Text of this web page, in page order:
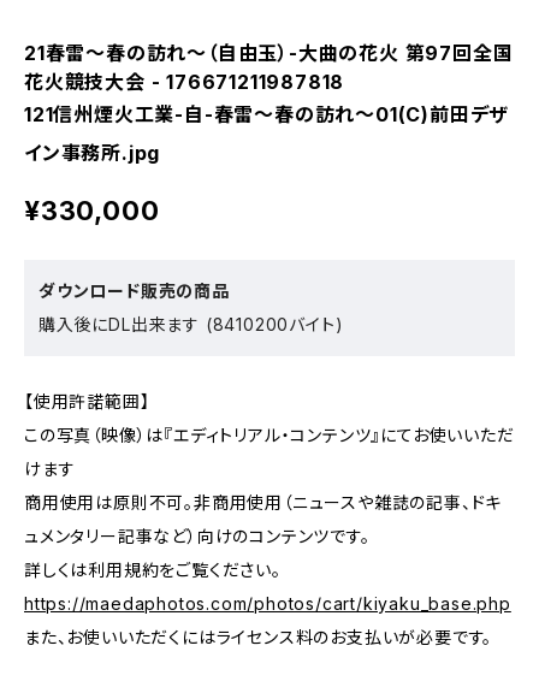
21春雷～春の訪れ～（自由玉）-大曲の花火 第97回全国
花火競技大会 - 176671211987818
121信州煙火工業-自-春雷～春の訪れ～01(C)前田デザ
イン事務所.jpg
¥330,000
ダウンロード販売の商品
購入後にDL出来ます (8410200バイト)
【使用許諾範囲】
この写真（映像）は『エディトリアル・コンテンツ』にてお使いいただ
けます
商用使用は原則不可。非商用使用（ニュースや雑誌の記事、ドキ
ュメンタリー記事など）向けのコンテンツです。
詳しくは利用規約をご覧ください。
https://maedaphotos.com/photos/cart/kiyaku_base.php
また、お使いいただくにはライセンス料のお支払いが必要です。